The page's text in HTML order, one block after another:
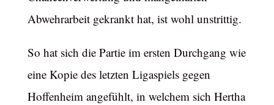
Abwehrarbeit gekrankt hat, ist wohl unstrittig.
So hat sich die Partie im ersten Durchgang wie
eine Kopie des letzten Ligaspiels gegen
Hoffenheim angefühlt, in welchem sich Hertha